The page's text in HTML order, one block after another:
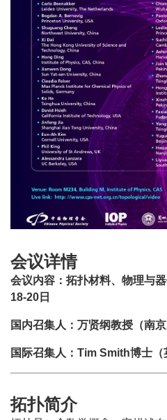
会议详情
会议内容：拓扑材料、物理与
18-20日
国内召集人：万贤纲教授（南京
国际召集人：Tim Smith博士（
拓扑简介